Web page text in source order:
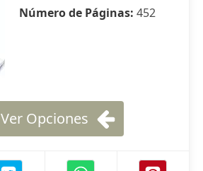
Número de Páginas: 452
Ver Opciones